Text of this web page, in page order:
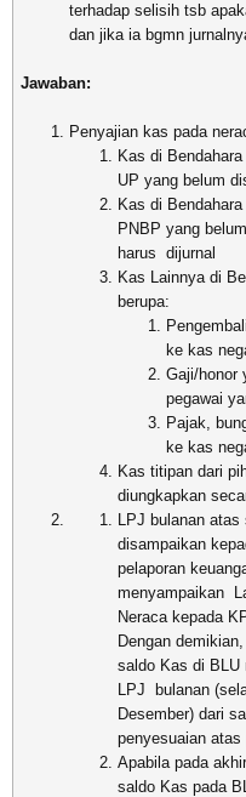
terhadap selisih tsb
dan jika ia bgmn
Jawaban:
Penyajian kas pada
Kas di
UP yang belum
Kas di
PNBP yang
harus dijurnal
Kas Lainnya di
berupa:
ke kas
Gaji/honor
pegawai
Pajak,
ke kas
Kas titipan dari
diungkapkan
LPJ bulanan
disampaikan
pelaporan
menyampaikan
Neraca kepada
Dengan
saldo Kas di BLU
LPJ bulanan
Desember) dari
penyesuaian atas
Apabila pada
saldo Kas pada